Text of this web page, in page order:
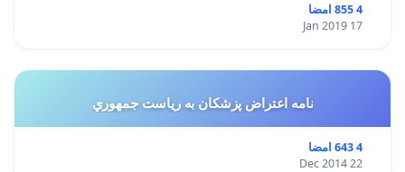
4 855 امضا
17 Jan 2019
نامه اعتراض پزشكان به رياست جمهوري
4 643 امضا
22 Dec 2014